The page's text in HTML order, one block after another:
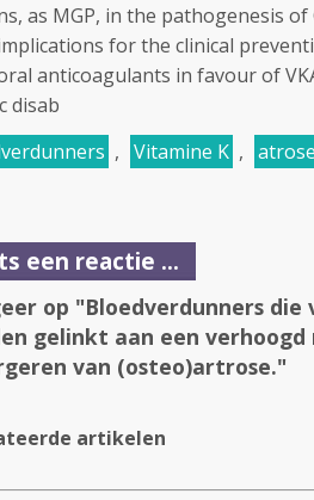
as MGP, in the pathogenesis
for the clinical
anticoagulants in favour of
disab
, Vitamine K , atrose
een reactie ...
op "Bloedverdunners
gelinkt aan een
van (osteo)artrose."
artikelen